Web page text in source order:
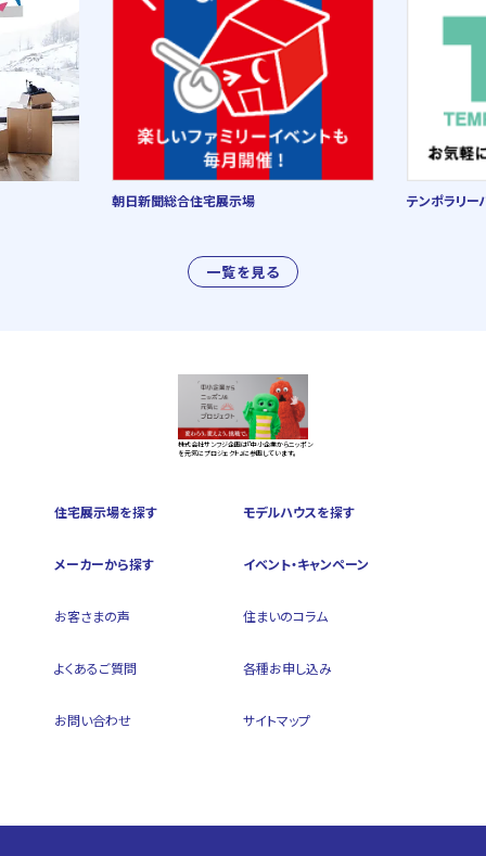
一覧を見る
朝日新聞総合住宅展示場 テンポラリー
株式会社サンフジ企画は『中小企業からニッポン
を元気にプロジェクト』に参画しています。
住宅展示場を探す モデルハウスを探す
メーカーから探す イベント・キャンペーン
お客さまの声 住まいのコラム
よくあるご質問 各種お申し込み
お問い合わせ サイトマップ